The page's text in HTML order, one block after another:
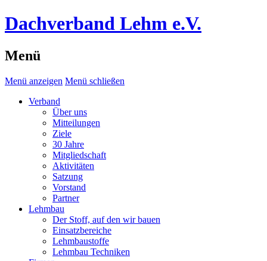
Dachverband Lehm e.V.
Menü
Menü anzeigen Menü schließen
Verband
Über uns
Mitteilungen
Ziele
30 Jahre
Mitgliedschaft
Aktivitäten
Satzung
Vorstand
Partner
Lehmbau
Der Stoff, auf den wir bauen
Einsatzbereiche
Lehmbaustoffe
Lehmbau Techniken